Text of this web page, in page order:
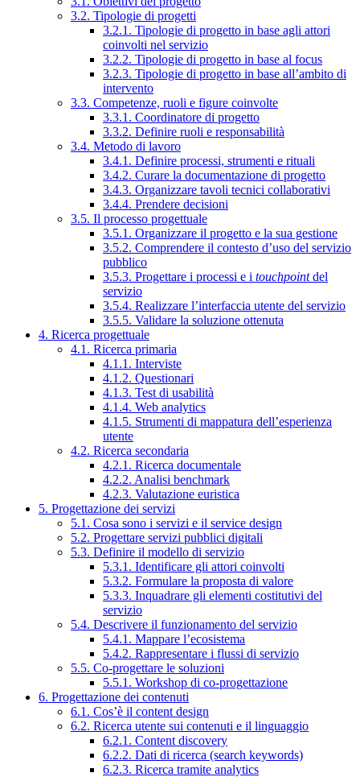
3.2. Tipologie di progetti
3.2.1. Tipologie di progetto in base agli attori
coinvolti nel servizio
3.2.2. Tipologie di progetto in base al focus
3.2.3. Tipologie di progetto in base all’ambito di
intervento
3.3. Competenze, ruoli e figure coinvolte
3.3.1. Coordinatore di progetto
3.3.2. Definire ruoli e responsabilità
3.4. Metodo di lavoro
3.4.1. Definire processi, strumenti e rituali
3.4.2. Curare la documentazione di progetto
3.4.3. Organizzare tavoli tecnici collaborativi
3.4.4. Prendere decisioni
3.5. Il processo progettuale
3.5.1. Organizzare il progetto e la sua gestione
3.5.2. Comprendere il contesto d’uso del servizio
pubblico
3.5.3. Progettare i processi e i touchpointdel
servizio
3.5.4. Realizzare l’interfaccia utente del servizio
3.5.5. Validare la soluzione ottenuta
4. Ricerca progettuale
4.1. Ricerca primaria
4.1.1. Interviste
4.1.2. Questionari
4.1.3. Test di usabilità
4.1.4. Web analytics
4.1.5. Strumenti di mappatura dell’esperienza
utente
4.2. Ricerca secondaria
4.2.1. Ricerca documentale
4.2.2. Analisi benchmark
4.2.3. Valutazione euristica
5. Progettazione dei servizi
5.1. Cosa sono i servizi e il service design
5.2. Progettare servizi pubblici digitali
5.3. Definire il modello di servizio
5.3.1. Identificare gli attori coinvolti
5.3.2. Formulare la proposta di valore
5.3.3. Inquadrare gli elementi costitutivi del
servizio
5.4. Descrivere il funzionamento del servizio
5.4.1. Mappare l’ecosistema
5.4.2. Rappresentare i flussi di servizio
5.5. Co-progettare le soluzioni
5.5.1. Workshop di co-progettazione
6. Progettazione dei contenuti
6.1. Cos’è il content design
6.2. Ricerca utente sui contenuti e il linguaggio
6.2.1. Content discovery
6.2.2. Dati di ricerca (search keywords)
6.2.3. Ricerca tramite analytics